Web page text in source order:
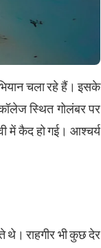
चला रहे हैं। इसके
स्थित गोलंबर पर
में कैद हो गई। आश्चर्य
थे। राहगीर भी कुछ देर